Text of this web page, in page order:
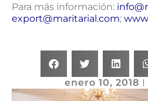
enero 10, 2018
Para más información:
export@maritarial.com;